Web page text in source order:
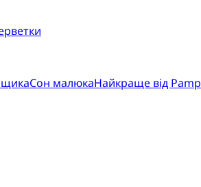
Сон малюкаНайкраще від